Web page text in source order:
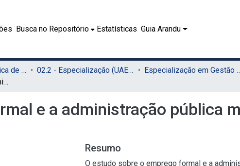
Busca no Repositório Estatísticas Guia Arandu
02. Unidade Acadêmica de Educação a Distância e Tecnologia (UAEADTec) 02.2 - Especialização (UAEADTec) Especialização em
O emprego formal e a administração pública municipal: o caso de Paudalho-PE
e a administração pública
Resumo
O estudo sobre o emprego formal e a